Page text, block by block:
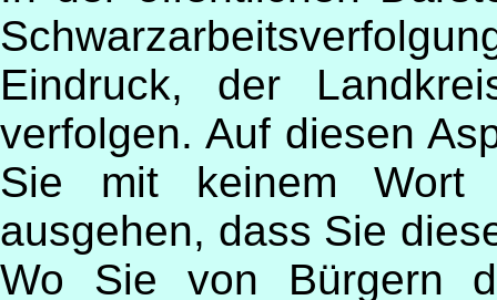
Eindruck, der
verfolgen. Auf diesen
Sie mit keinem
ausgehen, dass Sie
Wo Sie von Bürgern